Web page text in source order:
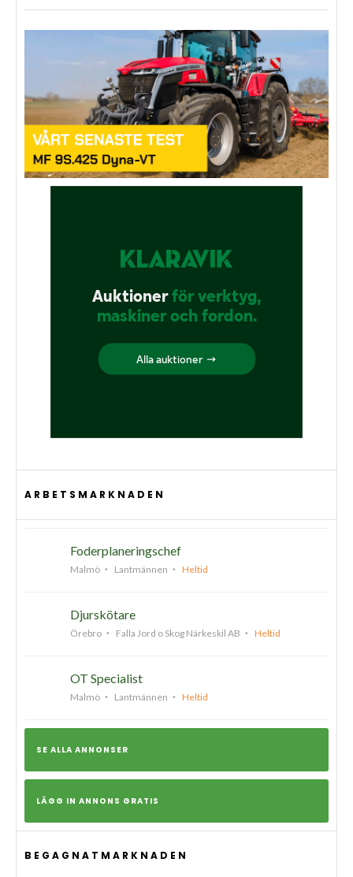
ARBETSMARKNADEN
Foderplaneringschef
Malmö Lantmännen Heltid
Djurskötare
Örebro Falla Jord o Skog Närkeskil AB Heltid
OT Specialist
Malmö Lantmännen Heltid
SE ALLA ANNONSER
LÄGG IN ANNONS GRATIS
BEGAGNATMARKNADEN